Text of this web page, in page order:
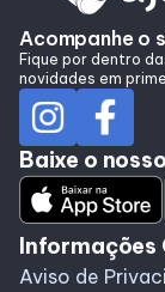
Programa de
Acompanhe o
Fique por dentro
novidades em
Baixe o
Informações
Aviso de